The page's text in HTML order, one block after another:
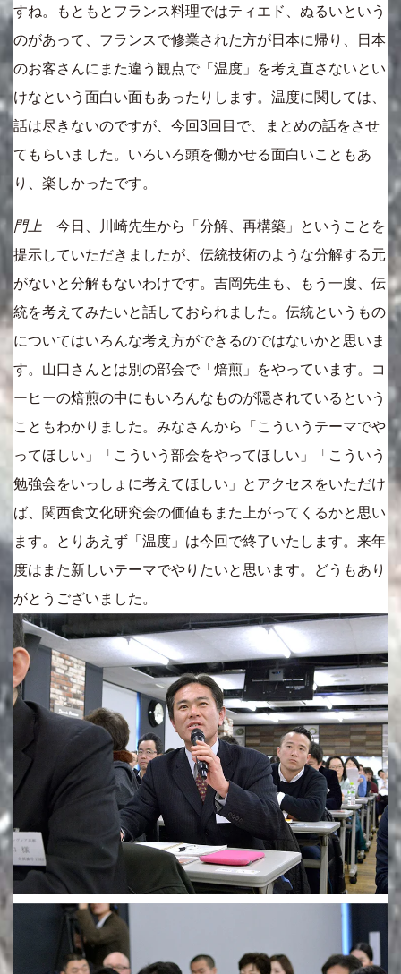
すね。もともとフランス料理ではティエド、ぬるいという
のがあって、フランスで修業された方が日本に帰り、日本
のお客さんにまた違う観点で「温度」を考え直さないとい
けなという面白い面もあったりします。温度に関しては、
話は尽きないのですが、今回3回目で、まとめの話をさせ
てもらいました。いろいろ頭を働かせる面白いこともあ
り、楽しかったです。
門上 今日、川崎先生から「分解、再構築」ということを
提示していただきましたが、伝統技術のような分解する元
がないと分解もないわけです。吉岡先生も、もう一度、伝
統を考えてみたいと話しておられました。伝統というもの
についてはいろんな考え方ができるのではないかと思いま
す。山口さんとは別の部会で「焙煎」をやっています。コ
ーヒーの焙煎の中にもいろんなものが隠されているという
こともわかりました。みなさんから「こういうテーマでや
ってほしい」「こういう部会をやってほしい」「こういう
勉強会をいっしょに考えてほしい」とアクセスをいただけ
ば、関西食文化研究会の価値もまた上がってくるかと思い
ます。とりあえず「温度」は今回で終了いたします。来年
度はまた新しいテーマでやりたいと思います。どうもあり
がとうございました。